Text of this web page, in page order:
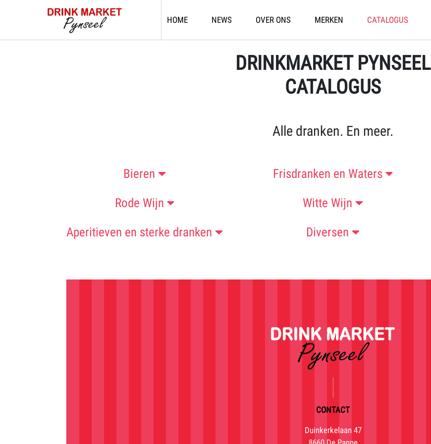
HOME(CURRENT)
NEWS OVER ONS MERKEN CATALOGUS
DRINKMARKET PYNSEEL
CATALOGUS
Alle dranken. En meer.
Bieren Frisdranken en Waters
Rode Wijn Witte Wijn
Aperitieven en sterke dranken Diversen
CONTACT
Duinkerkelaan 47